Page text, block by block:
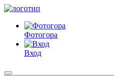
Фотогора
Вход